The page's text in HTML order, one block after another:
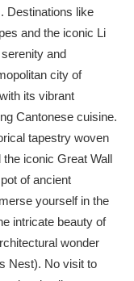
Destinations like
and the iconic Li
and
city of
its vibrant
Cantonese cuisine.
tapestry woven
iconic Great Wall
of ancient
yourself in the
intricate beauty of
wonder
Nest). No visit to